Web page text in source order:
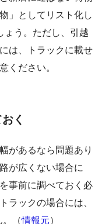
」としてリスト化し
ょう。ただし、引越
は、トラックに載せ
ください。
く
があるなら問題あり
が広くない場合に
事前に調べておく必
ラックの場合には、
。（情報元）